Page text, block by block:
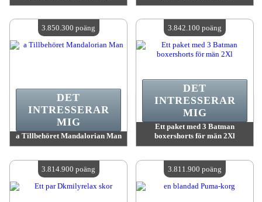
Antal tillgängliga:4
Antal tillgängliga:4
a Tillbehöret Mandalorian Man
Antal tillgängliga:4
DET
INTRESSERAR
MIG
3.850.300 poäng
Ett paket med 3 Batman
boxershorts för män 2Xl
Antal tillgängliga:4
DET
INTRESSERAR
MIG
3.842.100 poäng
3.814.900 poäng 3.811.900 poäng